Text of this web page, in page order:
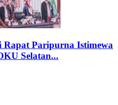
Paripurna Istimewa
Selatan...